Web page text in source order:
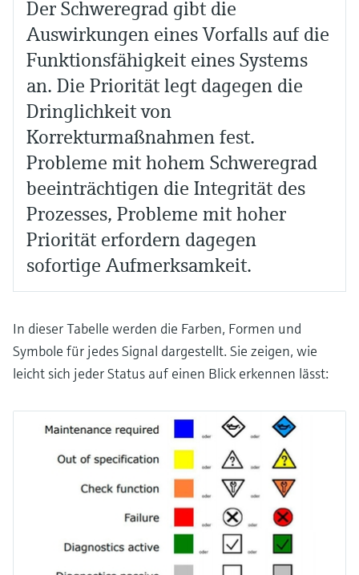
Der Schweregrad gibt die
Auswirkungen eines Vorfalls auf die
Funktionsfähigkeit eines Systems
an. Die Priorität legt dagegen die
Dringlichkeit von
Korrekturmaßnahmen fest.
Probleme mit hohem Schweregrad
beeinträchtigen die Integrität des
Prozesses, Probleme mit hoher
Priorität erfordern dagegen
sofortige Aufmerksamkeit.
In dieser Tabelle werden die Farben, Formen und
Symbole für jedes Signal dargestellt. Sie zeigen, wie
leicht sich jeder Status auf einen Blick erkennen lässt: